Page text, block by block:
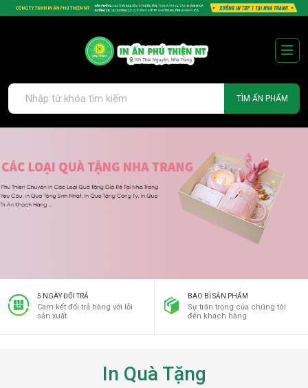
TÌM ẤN PHẨM
5 NGÀY ĐỔI TRẢ
Cam kết đổi trả hàng với lỗi
sản xuất
BAO BÌ SẢN PHẨM
Sự trân trọng của chúng tôi
đến khách hàng
In Quà Tặng